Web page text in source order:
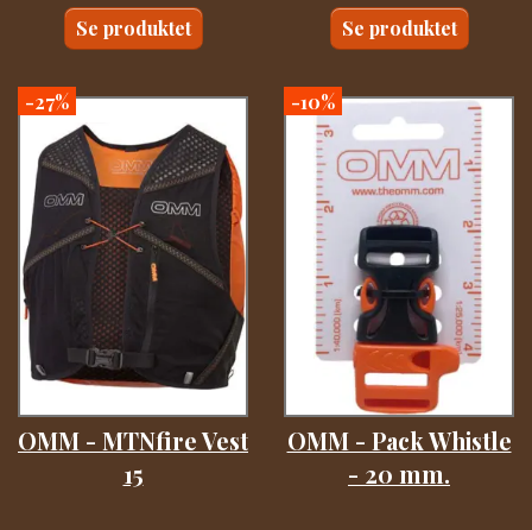
Se produktet Se produktet
-27%
OMM - MTNfire Vest
15
-10%
OMM - Pack Whistle
- 20 mm.